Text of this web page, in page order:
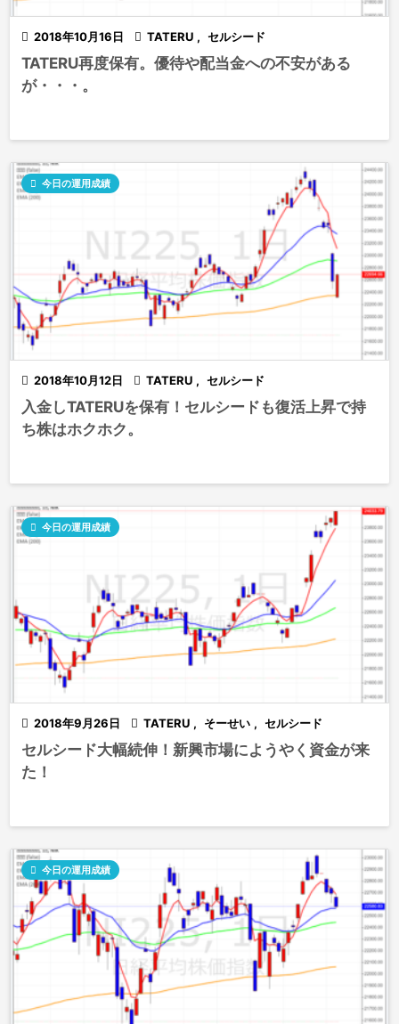
 2018年10月16日  TATERU , セルシード
TATERU再度保有。優待や配当金への不安がある
が・・・。
 2018年10月12日
 今日の運用成績
 TATERU , セルシード
入金しTATERUを保有！セルシードも復活上昇で持
ち株はホクホク。
 2018年9月26日
 今日の運用成績
 TATERU , そーせい , セルシード
セルシード大幅続伸！新興市場にようやく資金が来
た！
 今日の運用成績